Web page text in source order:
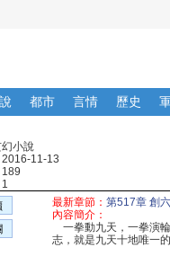
都市 言情 歷史
小說
11-13
最新章節： 第517章 創
內容簡介：
一拳動九天，一拳演
志，就是九天十地唯一